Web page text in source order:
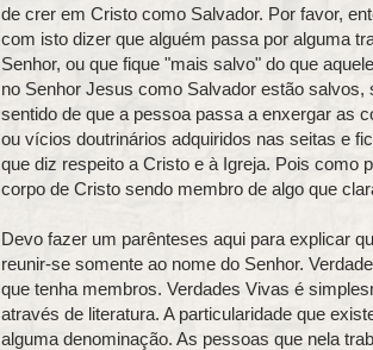
de crer em Cristo como Salvador. Por favor,
com isto dizer que alguém passa por alguma
Senhor, ou que fique "mais salvo" do que
no Senhor Jesus como Salvador estão
sentido de que a pessoa passa a enxergar as
ou vícios doutrinários adquiridos nas seitas e
que diz respeito a Cristo e à Igreja. Pois como
corpo de Cristo sendo membro de algo que
Devo fazer um parênteses aqui para explicar
reunir‑se somente ao nome do Senhor.
que tenha membros. Verdades Vivas é
através de literatura. A particularidade que
alguma denominação. As pessoas que nela